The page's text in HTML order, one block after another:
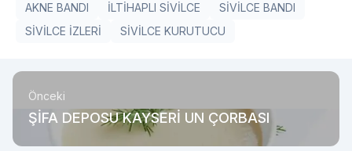
AKNE BANDI İLTİHAPLI SİVİLCE
SİVİLCE BANDI
SİVİLCE İZLERİ
SİVİLCE KURUTUCU
Önceki
ŞİFA DEPOSU KAYSERİ UN ÇORBASI